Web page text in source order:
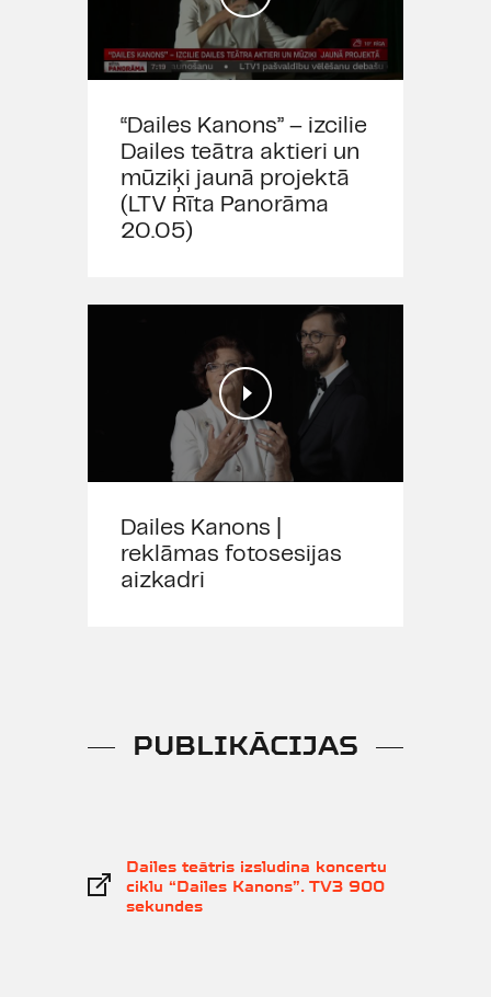
pagājušas 14 dienas pēc pilna
vakcinācijas kursa
pabeigšanas vai trīs nedēļas
AstraZeneca vakcīnas, kā arī
tiem skatītājiem, kuri pēdējā
pusgada laikā Covid-19
pārslimojuši. No 1.
jūnija ikvienam ir iespēja
apliecina vakcinācijas vai Covid-
19 pārslimošanas
faktu. Ierodoties teātrī,
skatītājiem būs jāuzrāda
personalizēta ieejas biļete kopā
ar derīgu personu apliecinošu
dokumentu un Covid-19
biļete būs derīga tikai kopā ar
minēto sertifikātu un personu
apliecinošu dokumentu.
“Dailes Kanons” – izcilie
Dailes teātra aktieri un
mūziķi jaunā projektā
(LTV Rīta Panorāma
20.05)
Dailes Kanons |
reklāmas fotosesijas
aizkadri
PUBLIKĀCIJAS
Dailes teātris izsludina koncertu
ciklu “Dailes Kanons”. TV3 900
sekundes